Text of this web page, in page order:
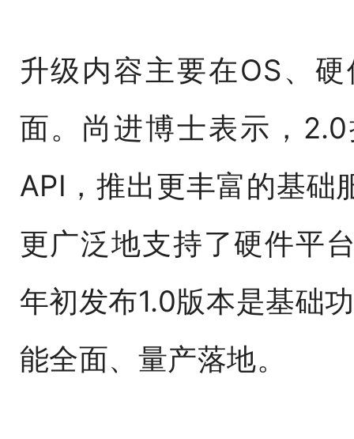
升级内容主要在OS、
面。尚进博士表示，
API，推出更丰富的基础
更广泛地支持了硬件平
年初发布1.0版本是基础
能全面、量产落地。